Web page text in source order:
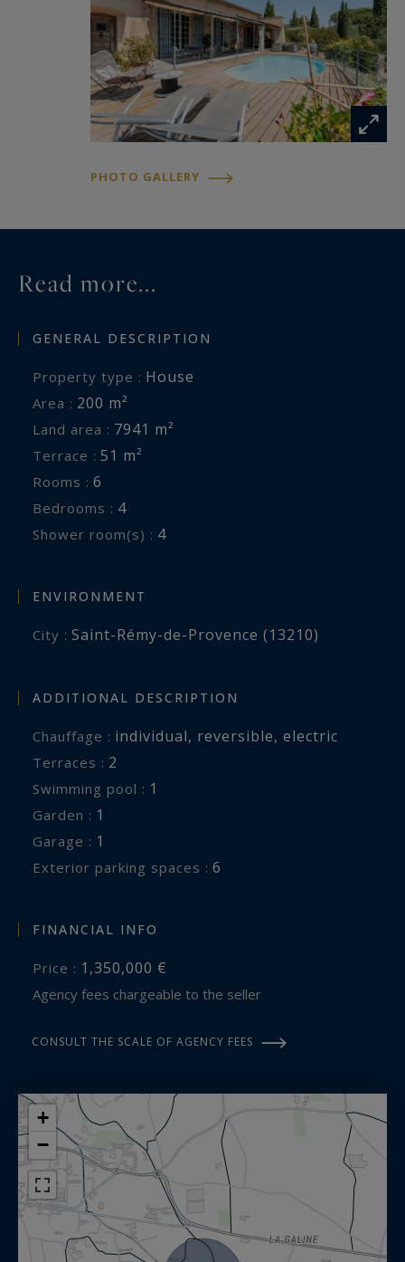
PHOTO GALLERY
Read more...
GENERAL DESCRIPTION
Property type : House
Area : 200 m²
Land area : 7941 m²
Terrace : 51 m²
Rooms : 6
Bedrooms : 4
Shower room(s) : 4
ENVIRONMENT
City : Saint-Rémy-de-Provence (13210)
ADDITIONAL DESCRIPTION
Chauffage : individual, reversible, electric
terraces : 2
swimming pool : 1
garden : 1
garage : 1
exterior parking spaces : 6
FINANCIAL INFO
Price : 1,350,000 €
Agency fees chargeable to the seller
CONSULT THE SCALE OF AGENCY FEES
+
−